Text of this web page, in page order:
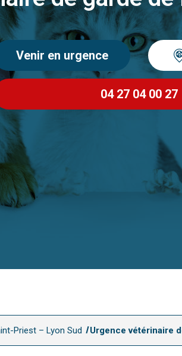
Venir en urgence
04 27 04 00 27
Priest – Lyon Sud Urgence vétérinaire